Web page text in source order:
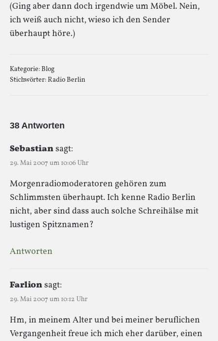
(Ging aber dann doch irgendwie um Möbel. Nein,
ich weiß auch nicht, wieso ich den Sender
überhaupt höre.)
Kategorie:Blog
Stichwörter: Radio Berlin
38 Antworten
Sebastiansagt:
29. Mai 2007 um 10:06 Uhr
Morgenradiomoderatoren gehören zum
Schlimmsten überhaupt. Ich kenne Radio Berlin
nicht, aber sind dass auch solche Schreihälse mit
lustigen Spitznamen?
Antworten
Farlionsagt:
29. Mai 2007 um 10:12 Uhr
Hm, in meinem Alter und bei meiner beruflichen
Vergangenheit freue ich mich eher darüber, einen